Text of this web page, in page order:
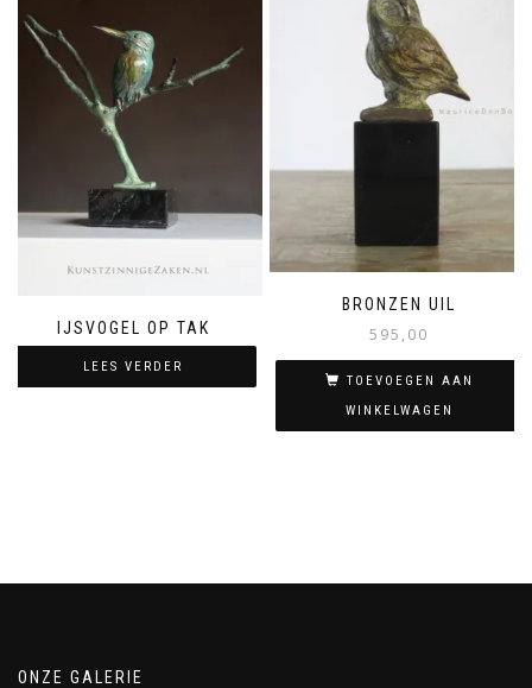
IJSVOGEL OP TAK
LEES VERDER
BRONZEN UIL
595,00
TOEVOEGEN AAN
WINKELWAGEN
ONZE GALERIE